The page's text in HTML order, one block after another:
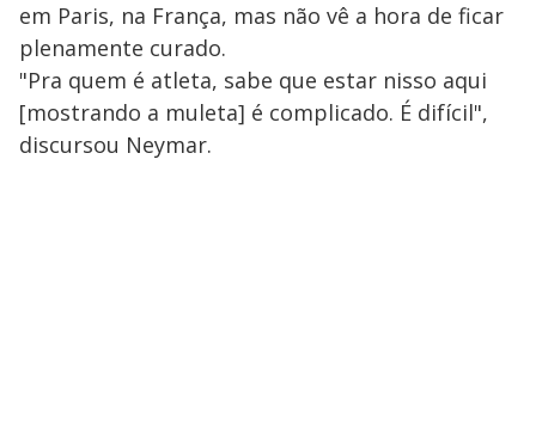
em Paris, na França, mas não vê a hora de ficar
plenamente curado.
"Pra quem é atleta, sabe que estar nisso aqui
[mostrando a muleta] é complicado. É difícil",
discursou Neymar.